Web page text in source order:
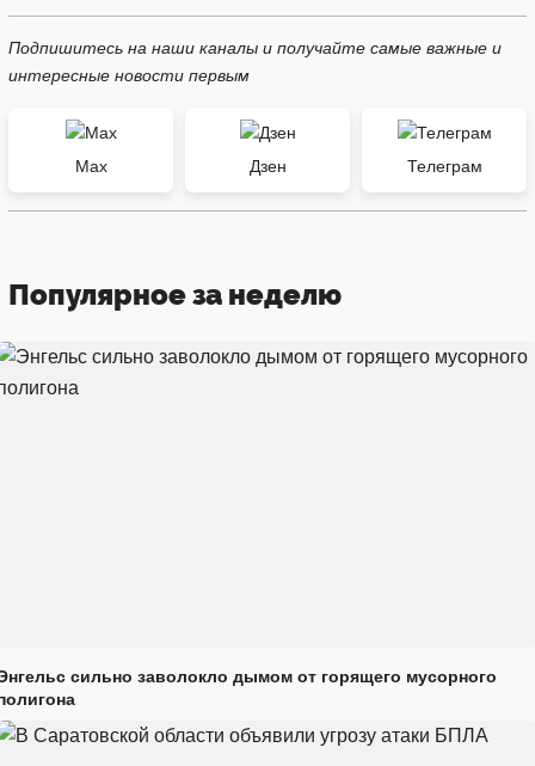
Подпишитесь на наши каналы и получайте самые важные и
интересные новости первым
Max Дзен Телеграм
Популярное за неделю
сильно заволокло дымом от горящего мусорного